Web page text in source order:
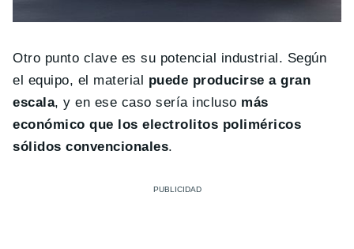
Otro punto clave es su potencial industrial. Según
el equipo, el material puede producirse a gran
escala, y en ese caso sería incluso más
económico que los electrolitos poliméricos
sólidos convencionales.